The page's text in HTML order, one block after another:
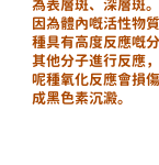
為表層斑、深層斑
因為體內嘅活性物
種具有高度反應嘅
其他分子進行反應
呢種氧化反應會損
成黑色素沉澱。